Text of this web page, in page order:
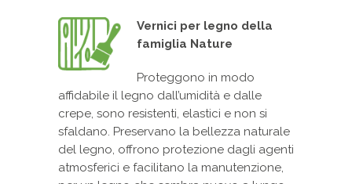
Vernici per legno della
famiglia Nature
Proteggono in modo
affidabile il legno dall’umidità e dalle
crepe, sono resistenti, elastici e non si
sfaldano. Preservano la bellezza naturale
del legno, offrono protezione dagli agenti
atmosferici e facilitano la manutenzione,